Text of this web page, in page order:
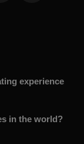
experience
in the world?